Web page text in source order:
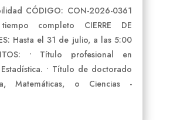
CÓDIGO: CON-2026-0361
completo CIERRE DE
Hasta el 31 de julio, a las 5:00
• Título profesional en
• Título de doctorado
Matemáticas, o Ciencias -